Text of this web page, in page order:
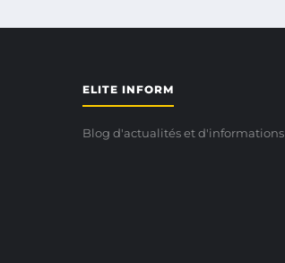
ELITE INFORM
Blog d'actualités et d'informations